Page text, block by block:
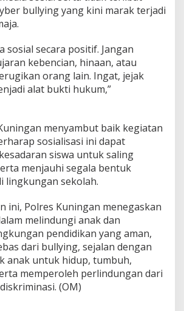
bullying yang kini marak terjadi
sosial secara positif. Jangan
kebencian, hinaan, atau
orang lain. Ingat, jejak
alat bukti hukum,”
menyambut baik kegiatan
sosialisasi ini dapat
siswa untuk saling
menjauhi segala bentuk
lingkungan sekolah.
ini, Polres Kuningan menegaskan
melindungi anak dan
pendidikan yang aman,
dari bullying, sejalan dengan
anak untuk hidup, tumbuh,
memperoleh perlindungan dari
(OM)